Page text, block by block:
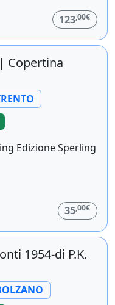
123,00€
Copertina
Edizione Sperling
35,00€
1954-di P.K.